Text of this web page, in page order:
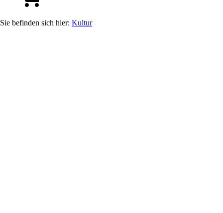
Kultur